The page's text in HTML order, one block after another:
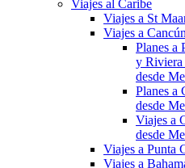
Viajes al Caribe
Viajes a St
Viajes a
Planes a
y
desde
Planes a
desde
Viajes a
desde
Viajes a Punta
Viajes a